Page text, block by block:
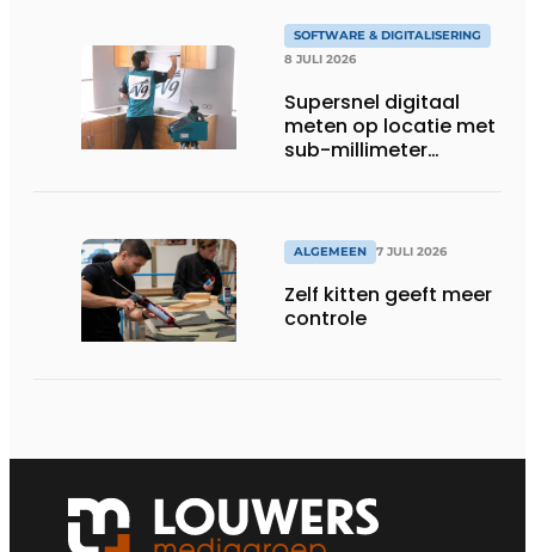
SOFTWARE & DIGITALISERING
8 JULI 2026
Supersnel digitaal
meten op locatie met
sub-millimeter
ALGEMEEN 7 JULI 2026
Zelf kitten geeft meer
controle